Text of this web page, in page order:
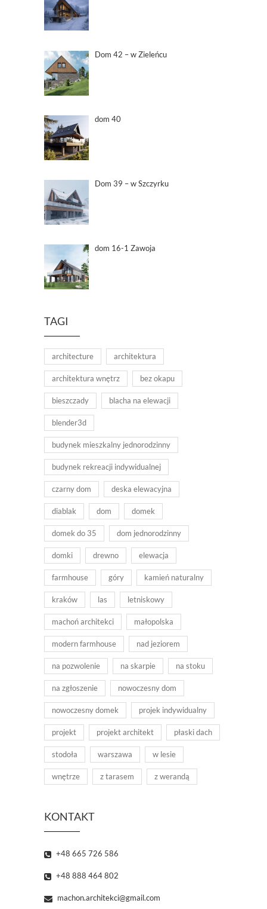
Dom 42 – w Zieleńcu
dom 40
Dom 39 – w Szczyrku
dom 16-1 Zawoja
TAGI
architecture architektura
architektura wnętrz bez okapu
bieszczady blacha na elewacji
blender3d
budynek mieszkalny jednorodzinny
budynek rekreacji indywidualnej
czarny dom deska elewacyjna
diablak dom domek
domek do 35 dom jednorodzinny
domki drewno elewacja
farmhouse góry kamień naturalny
kraków las letniskowy
machoń architekci małopolska
modern farmhouse nad jeziorem
na pozwolenie na skarpie na stoku
na zgłoszenie nowoczesny dom
nowoczesny domek projek indywidualny
projekt projekt architekt płaski dach
stodoła warszawa w lesie
wnętrze z tarasem z werandą
KONTAKT
+48 665 726 586
+48 888 464 802
machon.architekci@gmail.com